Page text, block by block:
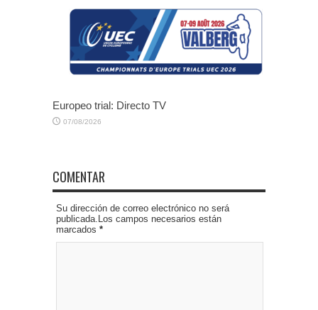
Europeo trial: Directo TV
07/08/2026
COMENTAR
Su dirección de correo electrónico no será
publicada.Los campos necesarios están
marcados *